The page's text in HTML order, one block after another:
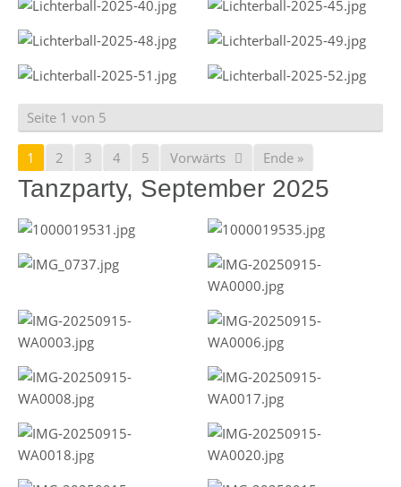
Seite 1 von 5
1 2 3 4 5 Vorwärts Ende »
Tanzparty, September 2025